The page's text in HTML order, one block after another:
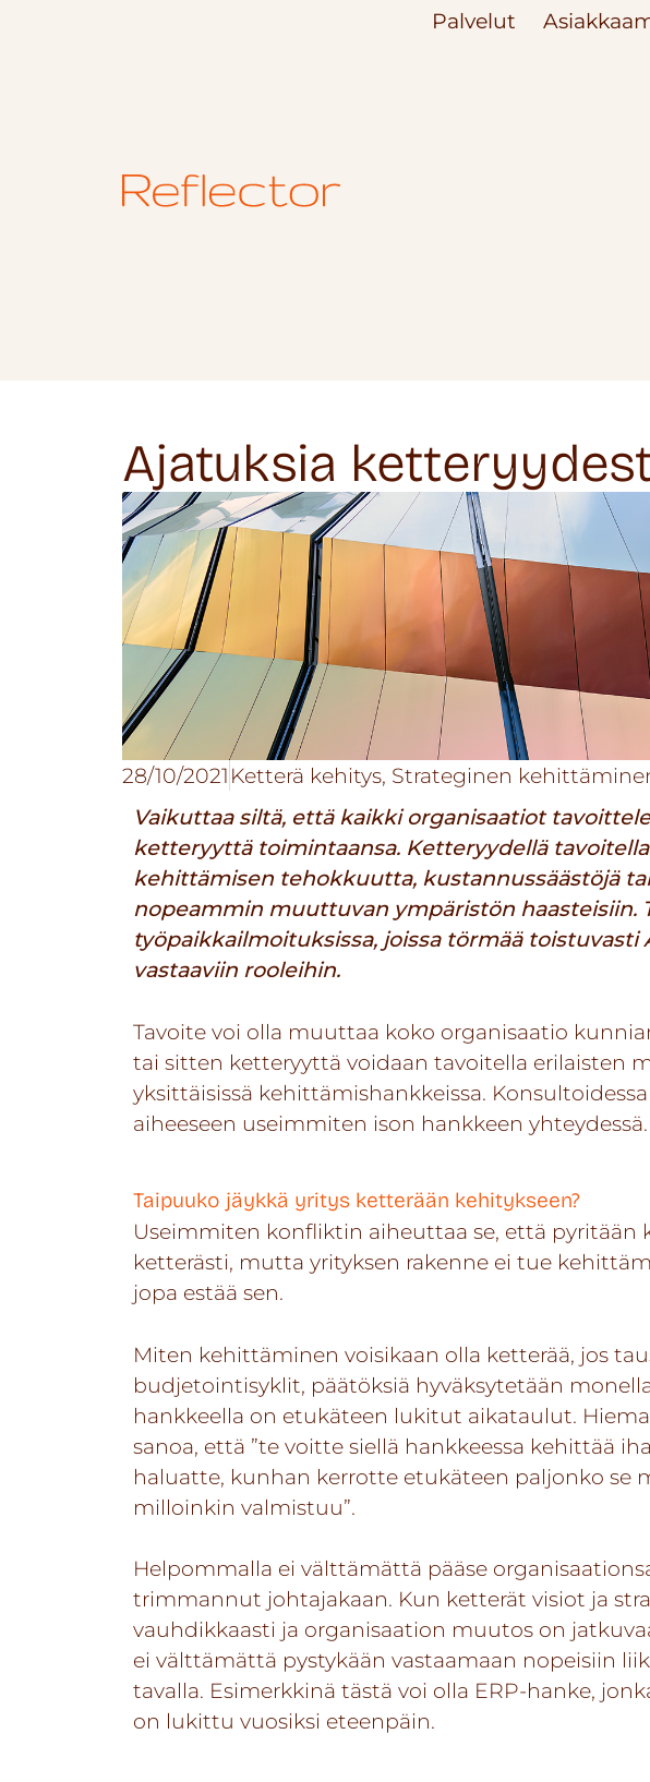
Palvelut
Ajatuksia
28/10/2021 Ketterä kehitys, Strateginen
Vaikuttaa siltä, että kaikki organisaatiot
ketteryyttä toimintaansa. Ketteryydellä
kehittämisen tehokkuutta, kustannussäästöjä
nopeammin muuttuvan ympäristön haasteisiin.
työpaikkailmoituksissa, joissa törmää toistuvasti
vastaaviin rooleihin.
Tavoite voi olla muuttaa koko organisaatio
tai sitten ketteryyttä voidaan tavoitella erilaisten
yksittäisissä kehittämishankkeissa.
aiheeseen useimmiten ison hankkeen yhteydessä.
Taipuuko jäykkä yritys ketterään kehitykseen?
Useimmiten konfliktin aiheuttaa se, että pyritään
ketterästi, mutta yrityksen rakenne ei tue
jopa estää sen.
Miten kehittäminen voisikaan olla ketterää, jos
budjetointisyklit, päätöksiä hyväksytetään
hankkeella on etukäteen lukitut aikataulut.
sanoa, että ”te voitte siellä hankkeessa kehittää
haluatte, kunhan kerrotte etukäteen paljonko se
milloinkin valmistuu”.
Helpommalla ei välttämättä pääse
trimmannut johtajakaan. Kun ketterät visiot ja
vauhdikkaasti ja organisaation muutos on
ei välttämättä pystykään vastaamaan nopeisiin
tavalla. Esimerkkinä tästä voi olla ERP-hanke,
on lukittu vuosiksi eteenpäin.